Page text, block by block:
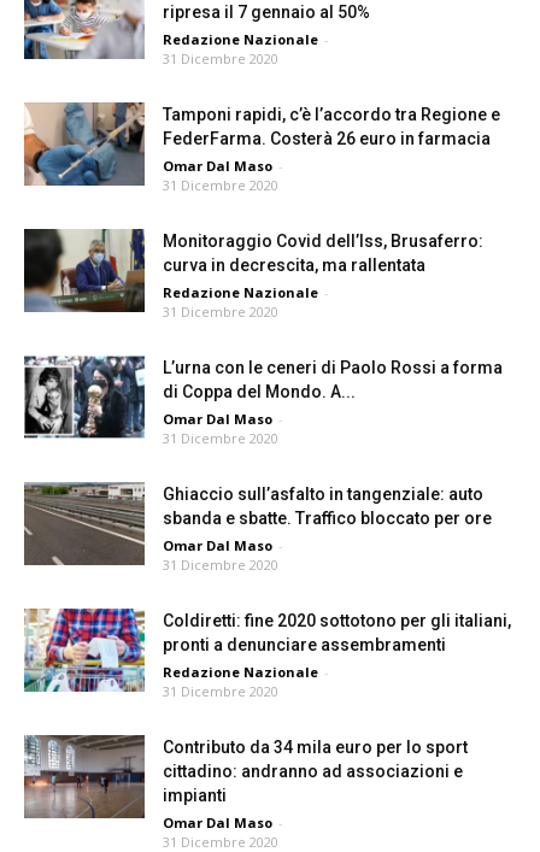
ripresa il 7 gennaio al 50%
Redazione Nazionale -
31 Dicembre 2020
Tamponi rapidi, c’è l’accordo tra Regione e
FederFarma. Costerà 26 euro in farmacia
Omar Dal Maso -
31 Dicembre 2020
Monitoraggio Covid dell’Iss, Brusaferro:
curva in decrescita, ma rallentata
Redazione Nazionale -
31 Dicembre 2020
L’urna con le ceneri di Paolo Rossi a forma
di Coppa del Mondo. A...
Omar Dal Maso -
31 Dicembre 2020
Ghiaccio sull’asfalto in tangenziale: auto
sbanda e sbatte. Traffico bloccato per ore
Omar Dal Maso -
31 Dicembre 2020
Coldiretti: fine 2020 sottotono per gli italiani,
pronti a denunciare assembramenti
Redazione Nazionale -
31 Dicembre 2020
Contributo da 34 mila euro per lo sport
cittadino: andranno ad associazioni e
impianti
Omar Dal Maso -
31 Dicembre 2020